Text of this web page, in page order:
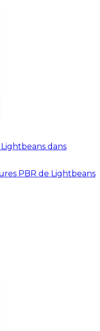
dans
PBR de Lightbeans